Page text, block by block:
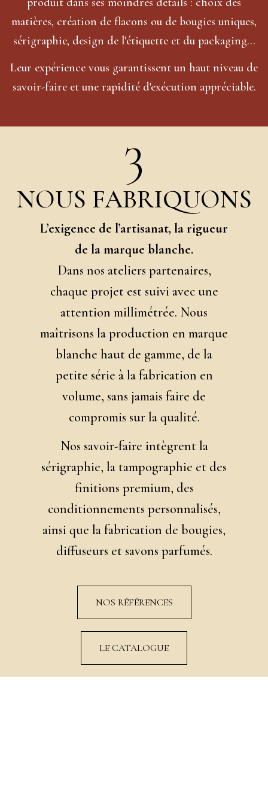
matières, création de flacons ou de bougies uniques,
sérigraphie, design de l'étiquette et du packaging...
Leur expérience vous garantissent un haut niveau de
savoir-faire et une rapidité d'exécution appréciable.
3
NOUS FABRIQUONS
L’exigence de l’artisanat, la rigueur
de la marque blanche.
Dans nos ateliers partenaires,
chaque projet est suivi avec une
attention millimétrée. Nous
maîtrisons la production en marque
blanche haut de gamme, de la
petite série à la fabrication en
volume, sans jamais faire de
compromis sur la qualité.
Nos savoir-faire intègrent la
sérigraphie, la tampographie et des
finitions premium, des
conditionnements personnalisés,
ainsi que la fabrication de bougies,
diffuseurs et savons parfumés.
NOS RÉFÉRENCES
LE CATALOGUE